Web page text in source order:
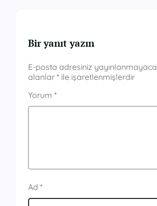
Bir yanıt yazın
E-posta adresiniz
alanlar * ile işaretlenmişlerdir
Yorum *
Ad *